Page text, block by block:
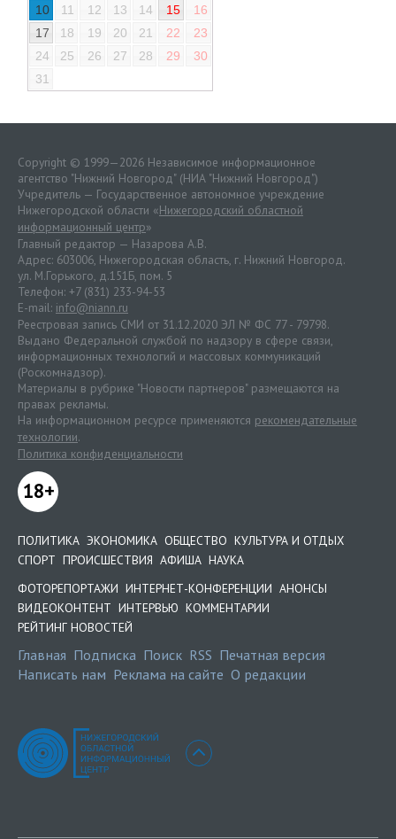
10
11 12 13 14 15
16
17
18 19 20 21 22
23
24
25 26 27 28 29
30
31
Copyright © 1999—2026 Независимое информационное
агентство "Нижний Новгород" (НИА "Нижний Новгород")
Учредитель — Государственное автономное учреждение
Нижегородской области «Нижегородский областной
информационный центр»
Главный редактор — Назарова А.В.
Адрес: 603006, Нижегородская область, г. Нижний Новгород.
ул. М.Горького, д.151Б, пом. 5
Телефон: +7 (831) 233-94-53
E-mail: info@niann.ru
Реестровая запись СМИ от 31.12.2020 ЭЛ № ФС 77 - 79798.
Выдано Федеральной службой по надзору в сфере связи,
информационных технологий и массовых коммуникаций
(Роскомнадзор).
Материалы в рубрике "Новости партнеров" размещаются на
правах рекламы.
На информационном ресурсе применяются рекомендательные
технологии.
Политика конфиденциальности
18+
ПОЛИТИКА ЭКОНОМИКА ОБЩЕСТВО КУЛЬТУРА И ОТДЫХ
СПОРТ ПРОИСШЕСТВИЯ АФИША НАУКА
ФОТОРЕПОРТАЖИ ИНТЕРНЕТ-КОНФЕРЕНЦИИ АНОНСЫ
ВИДЕОКОНТЕНТ ИНТЕРВЬЮ КОММЕНТАРИИ
РЕЙТИНГ НОВОСТЕЙ
Главная Подписка Поиск RSS Печатная версия
Написать нам Реклама на сайте О редакции